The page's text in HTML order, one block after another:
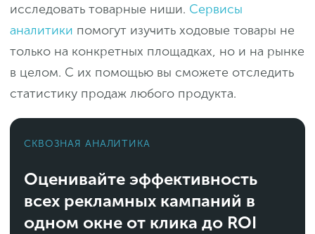
исследовать товарные ниши. Сервисы
аналитики помогут изучить ходовые товары не
только на конкретных площадках, но и на рынке
в целом. С их помощью вы сможете отследить
статистику продаж любого продукта.
СКВОЗНАЯ АНАЛИТИКА
Оценивайте эффективность
всех рекламных кампаний в
одном окне от клика до ROI